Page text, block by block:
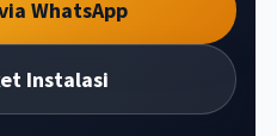
WhatsApp
Instalasi